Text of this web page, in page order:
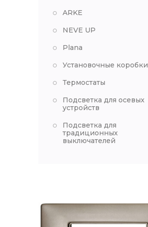
ARKE
NEVE UP
Plana
Установочные коробки
Термостаты
Подсветка для осевых
устройств
Подсветка для
традиционных
выключателей